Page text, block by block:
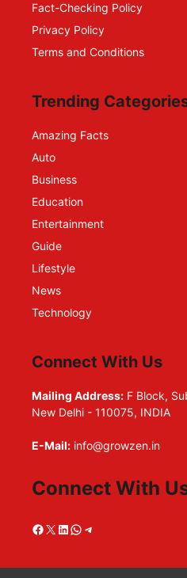
Fact-Checking Policy
Privacy Policy
Terms and Conditions
Trending
Amazing Facts
Auto
Business
Education
Entertainment
Guide
Lifestyle
News
Technology
Connect With Us
Mailing Address: F Block,
New Delhi - 110075, INDIA
E-Mail: info@growzen.in
Connect With
Facebook
X LinkedIn
WhatsApp
Telegram